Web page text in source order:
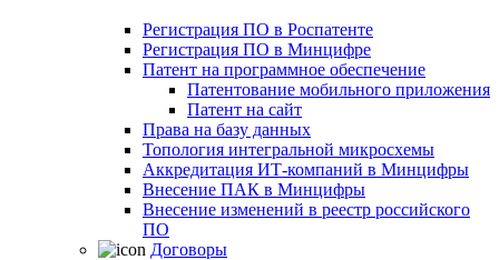
Регистрация ПО в Роспатенте
Регистрация ПО в Минцифре
Патент на программное обеспечение
Патентование мобильного приложения
Патент на сайт
Права на базу данных
Топология интегральной микросхемы
Аккредитация ИТ-компаний в Минцифры
Внесение ПАК в Минцифры
Внесение изменений в реестр российского
ПО
Договоры